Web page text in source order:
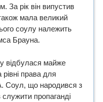
За рік він випустив
мала великий
соулу належить
Брауна.
відбулася майже
права для
Соул, що народився з
пропаганді